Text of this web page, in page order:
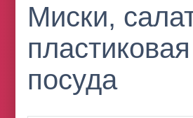
Миски,
пластиковая
посуда